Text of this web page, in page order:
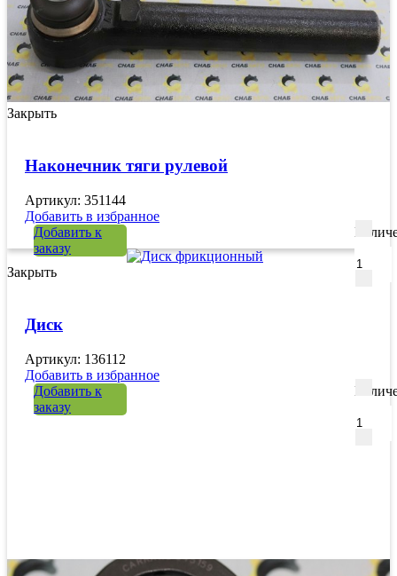
Закрыть
Наконечник тяги рулевой
Артикул: 351144
Добавить в избранное
Добавить к
заказу
Закрыть
Диск
Артикул: 136112
Добавить в избранное
Добавить к
заказу